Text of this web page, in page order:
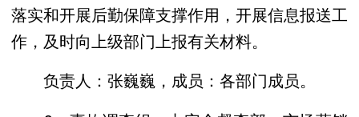
落实和开展后勤保障支撑作用，开展信息报送工
作，及时向上级部门上报有关材料。
负责人：张巍巍，成员：各部门成员。